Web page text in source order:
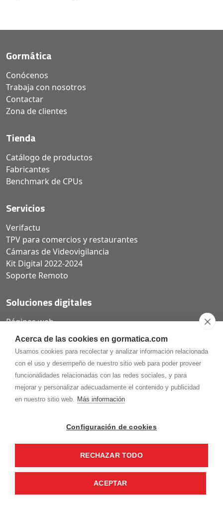
Acerca de las cookies en gormatica.com
Usamos cookies para recolectar y analizar información relacionada
con el uso y desempeño de nuestro sitio web para poder proveer
funcionalidades relacionadas con las redes sociales, y para
mejorar y personalizar adecuadamente el contenido y publicidad
en nuestro sitio web. Más información
Configuración de cookies
RECHAZAR TODO
ACEPTAR
Gormática
Conócenos
Trabaja con nosotros
Contactar
Zona de clientes
Tienda
Catálogo de productos
Fabricantes
Benchmark de CPUs
Servicios
Verifactu
TPV para comercios y restaurantes
Cámaras de Videovigilancia
Kit Digital 2022-2024
Soporte Remoto
Soluciones digitales
Páginas web
Tiendas online
975.368.262
¡Síguenos en nuestras redes!